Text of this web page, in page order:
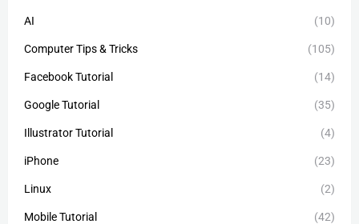
AI (10)
Computer Tips & Tricks (105)
Facebook Tutorial (14)
Google Tutorial (35)
Illustrator Tutorial (4)
iPhone (23)
Linux (2)
Mobile Tutorial (42)